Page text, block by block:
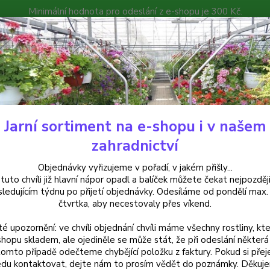
Minimální hodnota pro odeslání z e-shopu je 300 Kč.
můžete čekat nejpozději v následujícím týdnu po přijetí
Poradna Kontakty
Hledat
Fuchsie Coguet Bell Fuchsie - cena na prodejně
Bell Fuchsie - cena na
Jarní sortiment na e-shopu i v našem
zahradnictví
Objednávky vyřizujeme v pořadí, v jakém přišly...
chvíli již hlavní nápor opadl a balíček můžete čekat
týdnu po přijetí objednávky. Odesíláme od pondělí
čtvrtka, aby necestovaly přes víkend.
upozornění: ve chvíli objednání chvíli máme všechny rostliny,
skladem, ale ojediněle se může stát, že při odeslání některá
případě odečteme chybějící položku z faktury. Pokud si
kontaktovat, dejte nám to prosím vědět do poznámky.